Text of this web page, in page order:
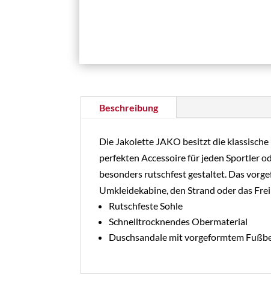
Beschreibung
Die Jakolette JAKO besitzt die
perfekten Accessoire für jeden Sportler
besonders rutschfest gestaltet. Das
Umkleidekabine, den Strand oder das
Rutschfeste Sohle
Schnelltrocknendes Obermaterial
Duschsandale mit vorgeformtem